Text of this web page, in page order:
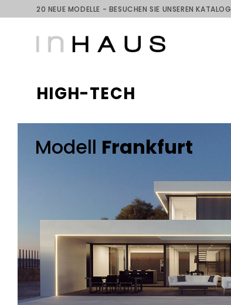
to
20 NEUE MODELLE - BESUCHEN SIE UNSEREN KATALOG
HIGH-TECH
Modell Frankfurt